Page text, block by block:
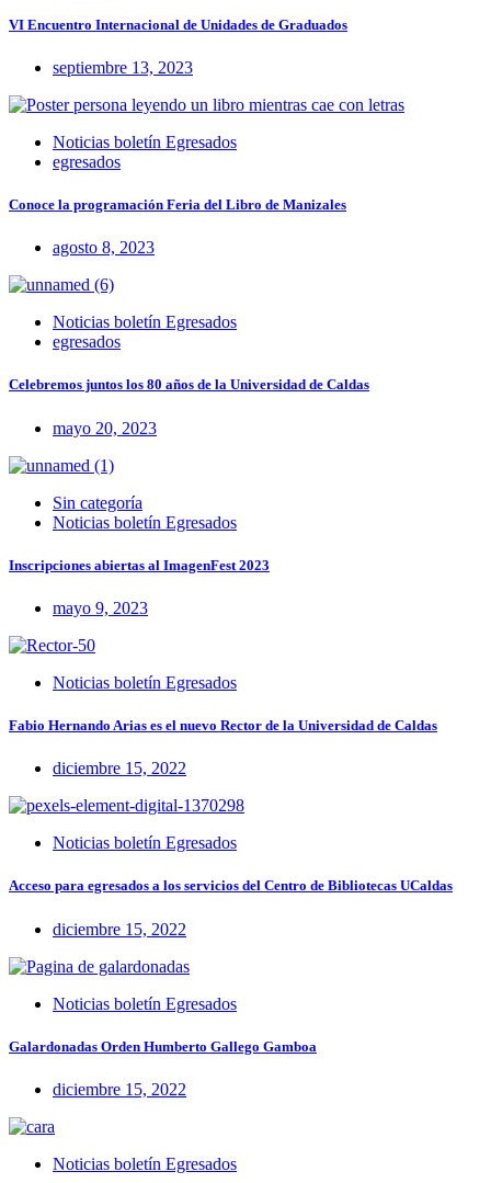
VI Encuentro Internacional de Unidades de Graduados
septiembre 13, 2023
Noticias boletín Egresados
egresados
Conoce la programación Feria del Libro de Manizales
agosto 8, 2023
Noticias boletín Egresados
egresados
Celebremos juntos los 80 años de la Universidad de Caldas
mayo 20, 2023
Sin categoría
Noticias boletín Egresados
Inscripciones abiertas al ImagenFest 2023
mayo 9, 2023
Noticias boletín Egresados
Fabio Hernando Arias es el nuevo Rector de la Universidad de Caldas
diciembre 15, 2022
Noticias boletín Egresados
Acceso para egresados a los servicios del Centro de Bibliotecas UCaldas
diciembre 15, 2022
Noticias boletín Egresados
Galardonadas Orden Humberto Gallego Gamboa
diciembre 15, 2022
Noticias boletín Egresados